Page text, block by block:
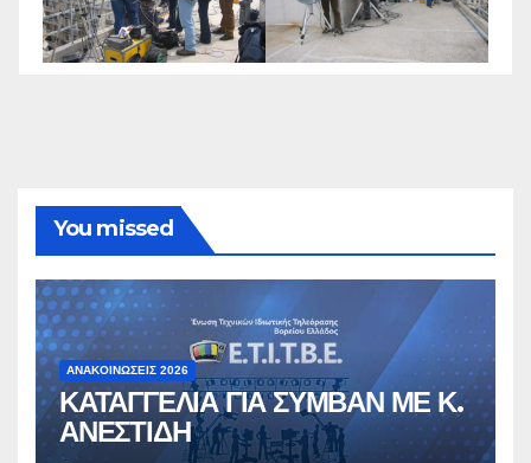
You missed
ΑΝΑΚΟΙΝΏΣΕΙΣ 2026
ΚΑΤΑΓΓΕΛΙΑ ΓΙΑ ΣΥΜΒΑΝ ΜΕ Κ.
ΑΝΕΣΤΙΔΗ